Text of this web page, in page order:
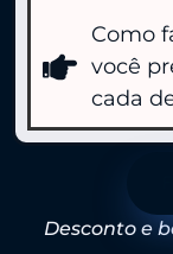
Desconto e
Como
você
cada